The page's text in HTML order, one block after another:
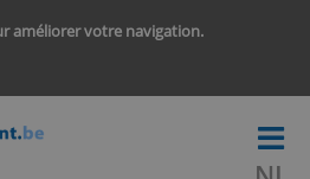
améliorer votre navigation.